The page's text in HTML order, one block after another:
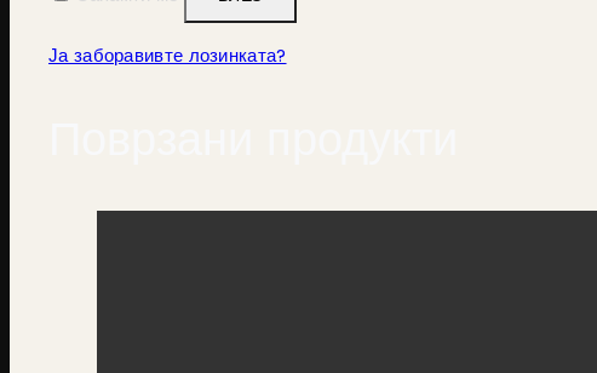
Ја заборавивте лозинката?